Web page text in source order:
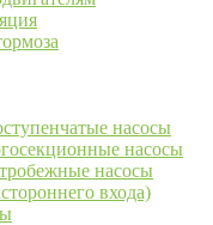
насосы
насосы
насосы
входа)